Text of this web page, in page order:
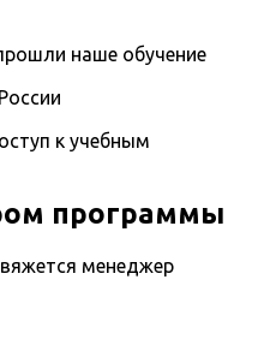
наше обучение
к учебным
программы
менеджер